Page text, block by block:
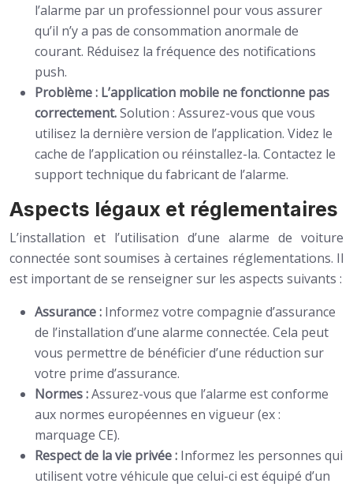
l’alarme par un professionnel pour vous assurer
qu’il n’y a pas de consommation anormale de
courant. Réduisez la fréquence des notifications
push.
Problème : L’application mobile ne fonctionne pas
correctement.Solution : Assurez-vous que vous
utilisez la dernière version de l’application. Videz le
cache de l’application ou réinstallez-la. Contactez le
support technique du fabricant de l’alarme.
Aspects légaux et réglementaires
L’installation et l’utilisation d’une alarme de voiture
connectée sont soumises à certaines réglementations. Il
est important de se renseigner sur les aspects suivants :
Assurance : Informez votre compagnie d’assurance
de l’installation d’une alarme connectée. Cela peut
vous permettre de bénéficier d’une réduction sur
votre prime d’assurance.
Normes :Assurez-vous que l’alarme est conforme
aux normes européennes en vigueur (ex :
marquage CE).
Respect de la vie privée : Informez les personnes qui
utilisent votre véhicule que celui-ci est équipé d’un